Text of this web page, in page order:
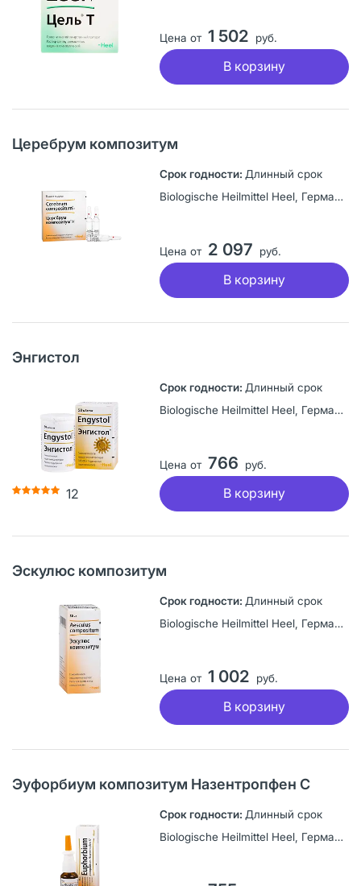
Цена от 1 502 руб.
В корзину
Церебрум композитум
Длинный срок
Biologische Heilmittel Heel, Германия
Цена от 2 097 руб.
В корзину
Энгистол
12
Длинный срок
Biologische Heilmittel Heel, Германия
Цена от 766 руб.
В корзину
Эскулюс композитум
Длинный срок
Biologische Heilmittel Heel, Германия
Цена от 1 002 руб.
В корзину
Эуфорбиум композитум Назентропфен С
Длинный срок
Biologische Heilmittel Heel, Германия